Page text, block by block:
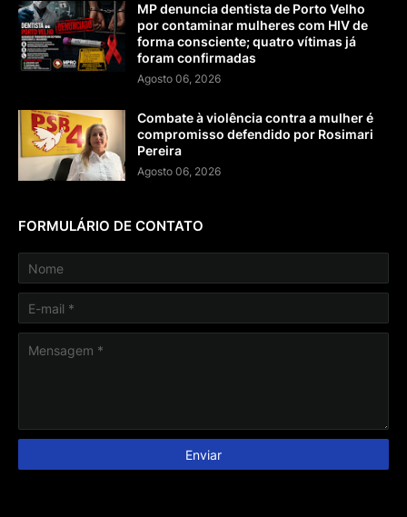
MP denuncia dentista de Porto Velho
por contaminar mulheres com HIV de
forma consciente; quatro vítimas já
foram confirmadas
Agosto 06, 2026
Combate à violência contra a mulher é
compromisso defendido por Rosimari
Pereira
Agosto 06, 2026
FORMULÁRIO DE CONTATO